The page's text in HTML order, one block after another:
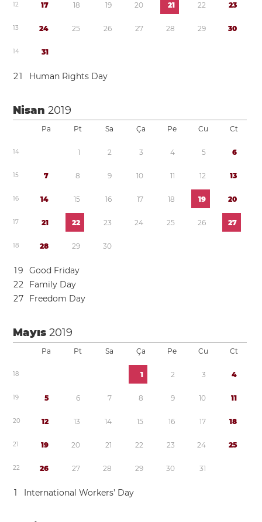
12 17 18 19 20 21 22 23
13 24 25 26 27 28 29 30
14 31
21 Human Rights Day
Nisan2019
Pa Pt Sa Ça Pe Cu Ct
14 1 2 3 4 5 6
15 7 8 9 10 11 12 13
16 14 15 16 17 18 19 20
17 21 22 23 24 25 26 27
18 28 29 30
19
Good Friday
22
Family Day
27 Freedom Day
Mayıs2019
Pa Pt Sa Ça Pe Cu Ct
18 1 2 3 4
19 5 6 7 8 9 10 11
20 12 13 14 15 16 17 18
21 19 20 21 22 23 24 25
22 26 27 28 29 30 31
1 International Workers’ Day